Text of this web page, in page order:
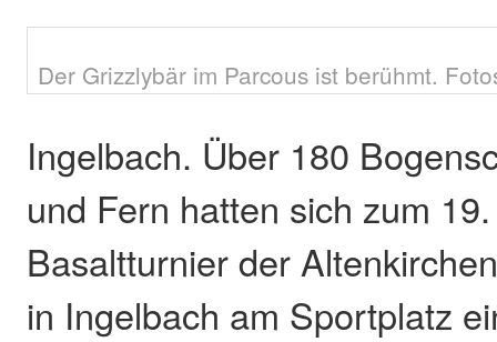
Der Grizzlybär im Parcous ist berühmt.
Ingelbach. Über 180
und Fern hatten sich zum
Basaltturnier der
in Ingelbach am Sportplatz